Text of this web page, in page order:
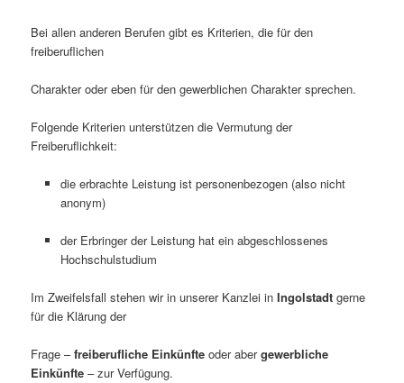
Bei allen anderen Berufen gibt es Kriterien, die für den
freiberuflichen
Charakter oder eben für den gewerblichen Charakter sprechen.
Folgende Kriterien unterstützen die Vermutung der
Freiberuflichkeit:
die erbrachte Leistung ist personenbezogen (also nicht
anonym)
der Erbringer der Leistung hat ein abgeschlossenes
Hochschulstudium
Im Zweifelsfall stehen wir in unserer Kanzlei inIngolstadt gerne
für die Klärung der
Frage –freiberufliche Einkünfteoder abergewerbliche
Einkünfte– zur Verfügung.